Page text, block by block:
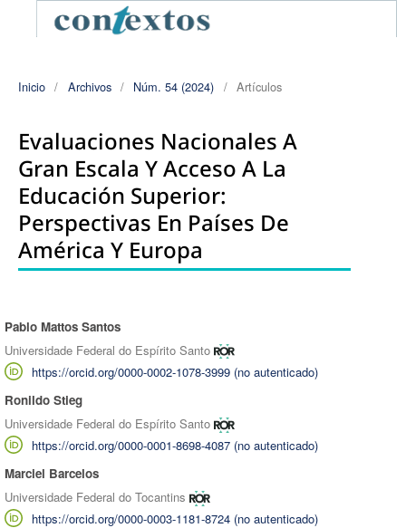
Inicio / Archivos / Núm. 54 (2024) / Artículos
Evaluaciones Nacionales A
Gran Escala Y Acceso A La
Educación Superior:
Perspectivas En Países De
América Y Europa
Autores/as
Pablo Mattos Santos
Universidade Federal do Espírito Santo
https://orcid.org/0000-0002-1078-3999 (no autenticado)
Ronildo Stieg
Universidade Federal do Espírito Santo
https://orcid.org/0000-0001-8698-4087 (no autenticado)
Marciel Barcelos
Universidade Federal do Tocantins
https://orcid.org/0000-0003-1181-8724 (no autenticado)